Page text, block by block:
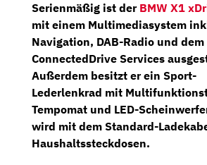
Serienmäßig ist der BMW X1
mit einem Multimediasystem
Navigation, DAB-Radio und dem
ConnectedDrive Services
Außerdem besitzt er ein Sport-
Lederlenkrad mit
Tempomat und LED-
wird mit dem Standard-
Haushaltssteckdosen.